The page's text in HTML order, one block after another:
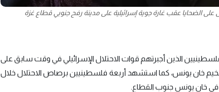
الضحايا عقب غارة جوية إسرائيلية على مدينة رفح جنوبي قطاع غزة
7 من النازحين الفلسطينيين الذين أجبرتهم قوات الاحتلال الإسرائيلي في وقت سابق على
خان يونس، كما استشهد أربعة فلسطينيين برصاص الاحتلال خلال
في خان يونس جنوب القطاع.